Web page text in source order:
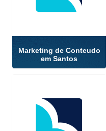
Marketing de Conteudo
em Santos